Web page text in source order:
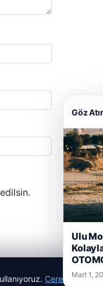
Çerez
Göz
Ulu
Mart 1,